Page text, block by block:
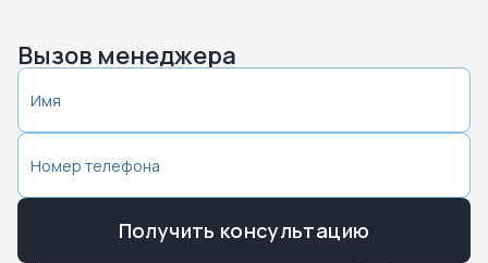
Вызов менеджера
Получить консультацию